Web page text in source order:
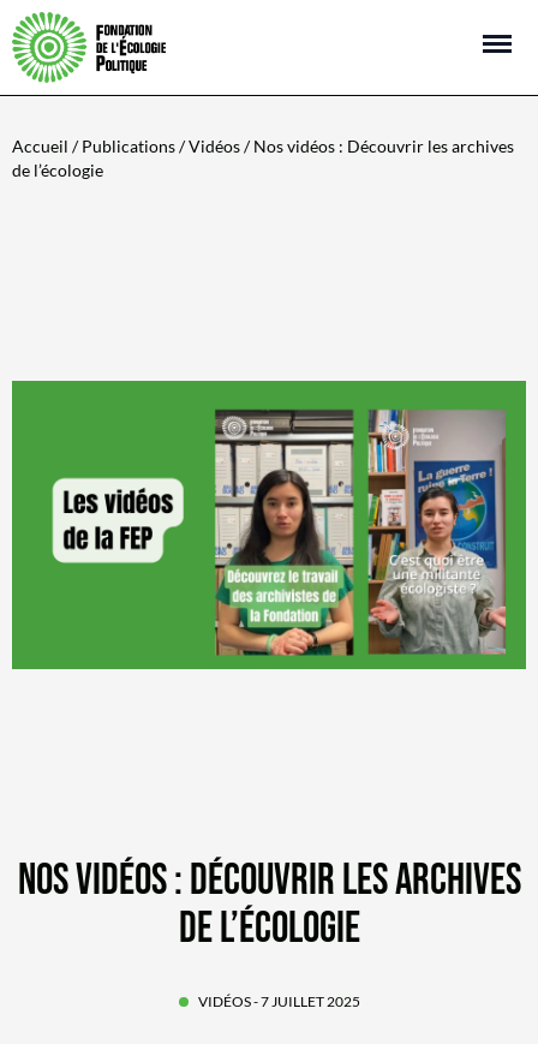
Open
Accueil /Publications/Vidéos/ Nos vidéos : Découvrir les archives
de l’écologie
NOS VIDÉOS : DÉCOUVRIR LES ARCHIVES
DE L’ÉCOLOGIE
VIDÉOS- 7 JUILLET 2025